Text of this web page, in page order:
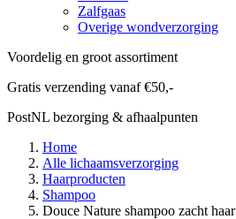
Zalfgaas
Overige wondverzorging
Voordelig en groot assortiment
Gratis verzending vanaf €50,-
PostNL bezorging & afhaalpunten
Home
Alle lichaamsverzorging
Haarproducten
Shampoo
Douce Nature shampoo zacht haar